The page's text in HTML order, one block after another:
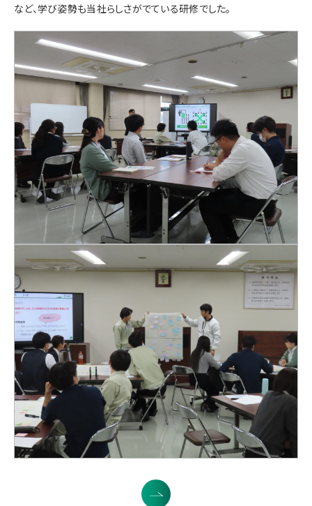
など、学び姿勢も当社らしさがでている研修でした。